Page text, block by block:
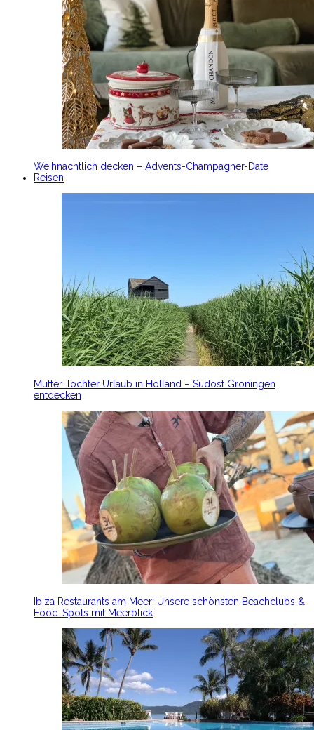
Weihnachtlich decken – Advents-Champagner-Date
Reisen
Mutter Tochter Urlaub in Holland – Südost Groningen
entdecken
Ibiza Restaurants am Meer: Unsere schönsten Beachclubs &
Food-Spots mit Meerblick